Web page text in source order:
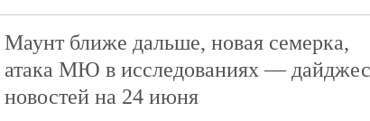
Маунт ближе дальше, новая семерка,
атака МЮ в исследованиях —
новостей на 24 июня